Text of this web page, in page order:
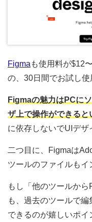
Figma も使用料が$12
の、30日間でお試し使
Figmaの魅力はPCに
ザ上で操作ができると
に依存しないでUIデザ
二つ目に、Figmaは
ツールのファイルもイ
もし「他のツールか
も、過去のツールで
できるのが嬉しいポイ